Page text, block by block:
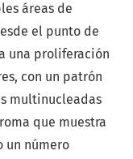
áreas de
el punto de
una proliferación
con un patrón
multinucleadas
que muestra
un número